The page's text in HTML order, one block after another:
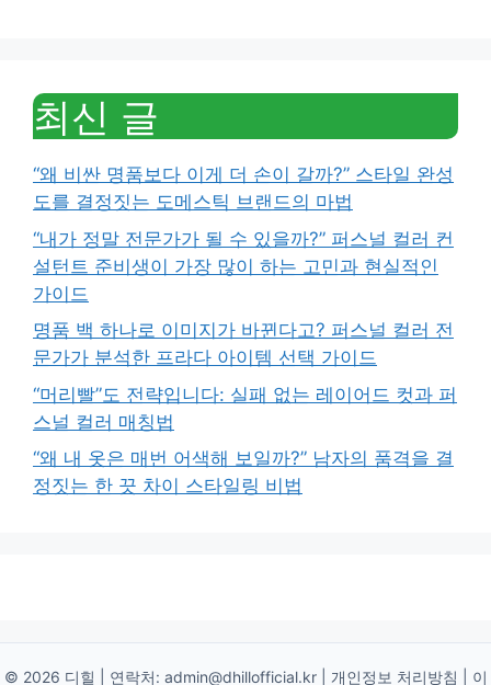
최신 글
“왜 비싼 명품보다 이게 더 손이 갈까?” 스타일 완성
도를 결정짓는 도메스틱 브랜드의 마법
“내가 정말 전문가가 될 수 있을까?” 퍼스널 컬러 컨
설턴트 준비생이 가장 많이 하는 고민과 현실적인
가이드
명품 백 하나로 이미지가 바뀐다고? 퍼스널 컬러 전
문가가 분석한 프라다 아이템 선택 가이드
“머리빨”도 전략입니다: 실패 없는 레이어드 컷과 퍼
스널 컬러 매칭법
“왜 내 옷은 매번 어색해 보일까?” 남자의 품격을 결
정짓는 한 끗 차이 스타일링 비법
© 2026 디힐 | 연락처: admin@dhillofficial.kr| 개인정보 처리방침 이